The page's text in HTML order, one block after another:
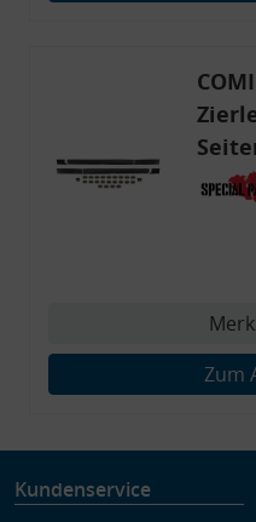
80
Zum
Kundenservice